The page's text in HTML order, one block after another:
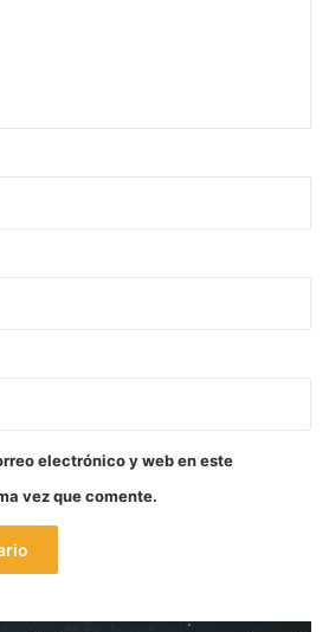
electrónico y web en este
vez que comente.